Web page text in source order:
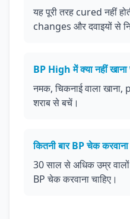
यह पूरी तरह cured नहीं
changes और दवाइयों से
BP High में क्या नहीं खाना
नमक, चिकनाई वाला
शराब से बचें।
कितनी बार BP चेक करवाना
30 साल से अधिक उम्र
BP चेक करवाना चाहिए।